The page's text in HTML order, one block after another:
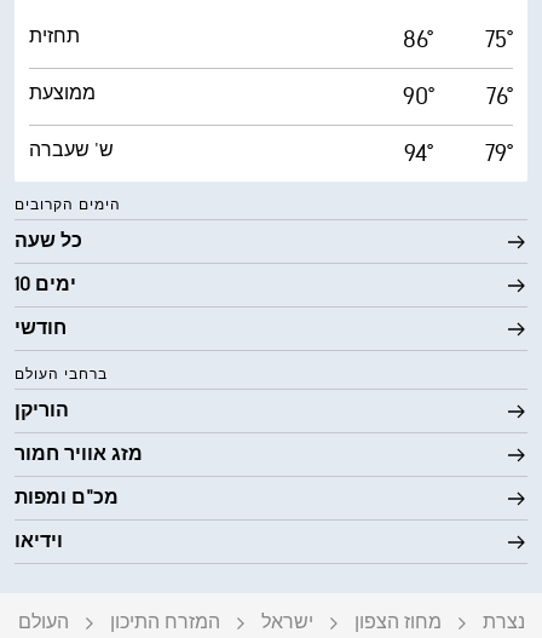
תחזית 86° 75°
ממוצעת 90° 76°
ש' שעברה 94° 79°
הימים הקרובים
כל שעה
10 ימים
חודשי
ברחבי העולם
הוריקן
מזג אוויר חמור
מכ"ם ומפות
וידיאו
העולם המזרח התיכון ישראל מחוז הצפון נצרת